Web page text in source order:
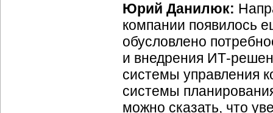
Юрий Данилюк:
компании появилось
обусловлено
и внедрения ИТ-
системы управления
системы
можно сказать, что